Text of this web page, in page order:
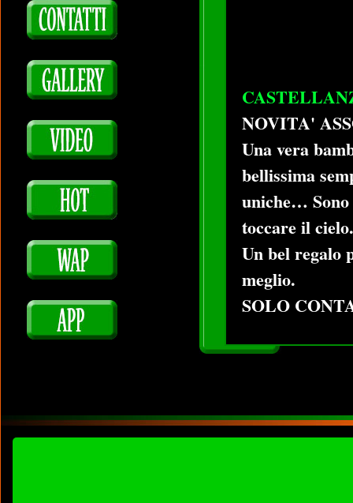
NOVITA'
Una vera
bellissima
uniche… Sono
toccare il cielo.
Un bel regalo
meglio.
SOLO